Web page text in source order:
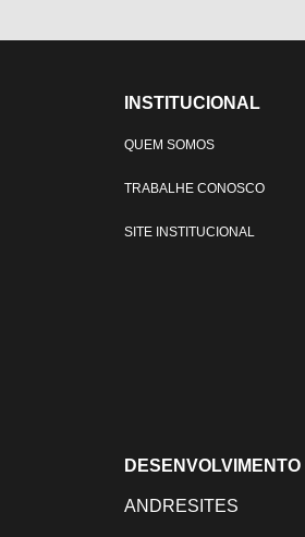
INSTITUCIONAL
QUEM SOMOS
TRABALHE CONOSCO
SITE INSTITUCIONAL
DESENVOLVIMENTO
ANDRESITES